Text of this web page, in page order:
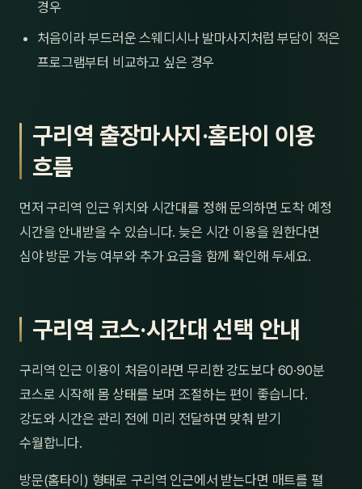
경우
처음이라 부드러운 스웨디시나 발마사지처럼 부담이 적은
프로그램부터 비교하고 싶은 경우
구리역 출장마사지·홈타이 이용
흐름
먼저 구리역 인근 위치와 시간대를 정해 문의하면 도착 예정
시간을 안내받을 수 있습니다. 늦은 시간 이용을 원한다면
심야 방문 가능 여부와 추가 요금을 함께 확인해 두세요.
구리역 코스·시간대 선택 안내
구리역 인근 이용이 처음이라면 무리한 강도보다 60·90분
코스로 시작해 몸 상태를 보며 조절하는 편이 좋습니다.
강도와 시간은 관리 전에 미리 전달하면 맞춰 받기
수월합니다.
방문(홈타이) 형태로 구리역 인근에서 받는다면 매트를 펼